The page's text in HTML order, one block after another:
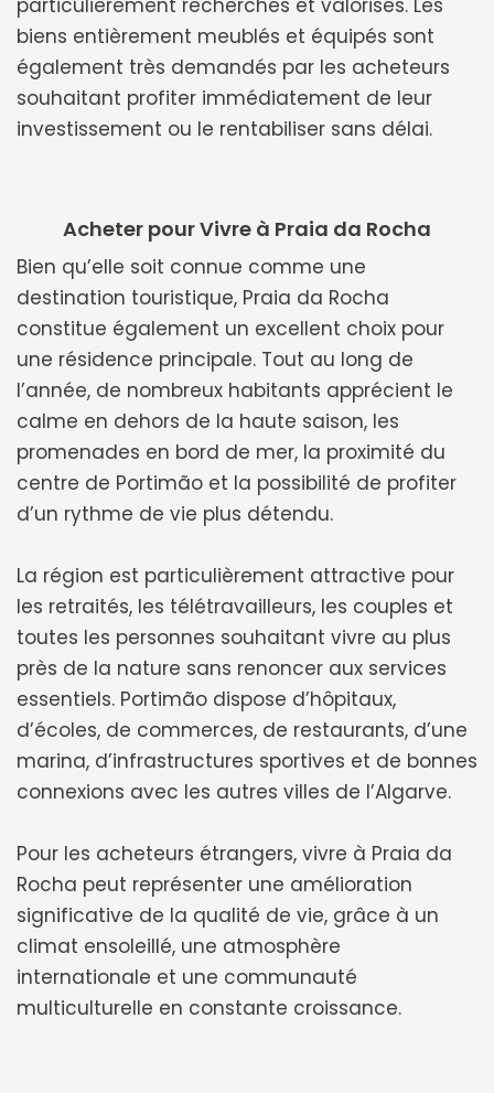
particulièrement recherchés et valorisés. Les
biens entièrement meublés et équipés sont
également très demandés par les acheteurs
souhaitant profiter immédiatement de leur
investissement ou le rentabiliser sans délai.
Acheter pour Vivre à Praia da Rocha
Bien qu’elle soit connue comme une
destination touristique, Praia da Rocha
constitue également un excellent choix pour
une résidence principale. Tout au long de
l’année, de nombreux habitants apprécient le
calme en dehors de la haute saison, les
promenades en bord de mer, la proximité du
centre de Portimão et la possibilité de profiter
d’un rythme de vie plus détendu.
La région est particulièrement attractive pour
les retraités, les télétravailleurs, les couples et
toutes les personnes souhaitant vivre au plus
près de la nature sans renoncer aux services
essentiels. Portimão dispose d’hôpitaux,
d’écoles, de commerces, de restaurants, d’une
marina, d’infrastructures sportives et de bonnes
connexions avec les autres villes de l’Algarve.
Pour les acheteurs étrangers, vivre à Praia da
Rocha peut représenter une amélioration
significative de la qualité de vie, grâce à un
climat ensoleillé, une atmosphère
internationale et une communauté
multiculturelle en constante croissance.